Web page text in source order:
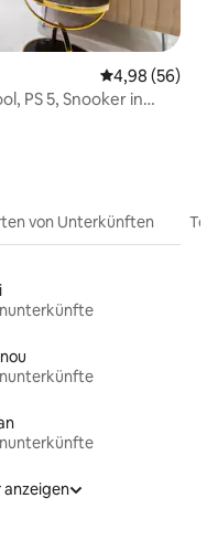
4,98 (56)
PS 5, Snooker in
von Unterkünften
anzeigen